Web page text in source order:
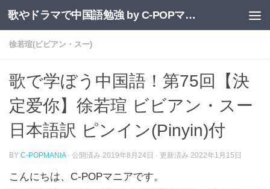
コンテンツへスキップ 歌やドラマで中国語勉強 by C-POPマニア
徐若瑄(ビビアン・スー)
歌で学ぼう中国語！第75回【決
定爱你】徐若瑄 ビビアン・スー
日本語訳 ピンイン(Pinyin)付
BY C-POPMANIA · 公開済み 2019年8月24日 · 更新済み 2022年1月15日
こんにちは、C-POPマニアです。